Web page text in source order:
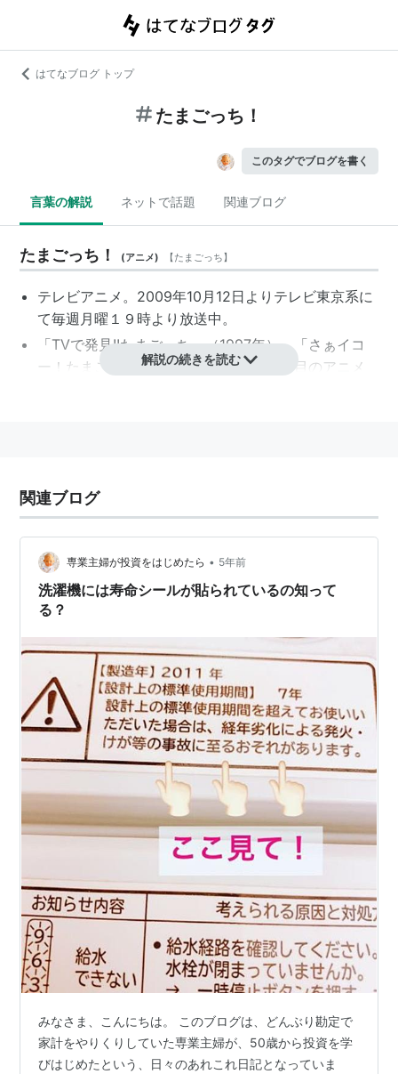
はてなブログ トップ
たまごっち！
このタグでブログを書く
言葉の解説 ネットで話題 関連ブログ
たまごっち！ (アニメ) 【たまごっち】
テレビアニメ。2009年10月12日よりテレビ東京系に
て毎週月曜１９時より放送中。
「TVで発見!!たまごっち」（1997年）、「さぁイコ
ー！たまごっち
」（2007年）に続き3度目のアニメ
監督：志村錠児
シリーズ構成：松井亜弥
脚本：松井亜弥、大橋志吉、横手美智子、吉成郁
子、山口宏、池田眞美子 他
作画監督：一石小百合、東海林康和、堺美和
美術監督：加藤賢司
音響監督：三間雅文
アニメーション制作：オー・エル・エム
キャスト
まめっち ・ マドンナっち：釘宮理恵
ラブリっち/ラブリン：真堂圭
メロディっち:三瓶由布子
：儀武ゆう子
くちぱっち：矢口アサミ
ハピハピっち：こおろぎさとみ
めめっち
：柚木涼香
テルリン:金田朋子
ききっち：山口眞弓
どれみっち :こおろぎさとみ
そぷらっち:植竹香菜
解説の続きを読む
関連ブログ
専業主婦が投資をはじめたら • 5年前
洗濯機には寿命シールが貼られているの知って
る？
みなさま、こんにちは。 このブログは、どんぶり勘定で
家計をやりくりしていた専業主婦が、50歳から投資を学
びはじめたという、日々のあれこれ日記となっていま